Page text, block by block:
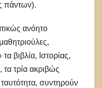
πάντων).
ανόητο
βιβλία, Ιστορίας,
τρία ακριβώς
συντηρούν